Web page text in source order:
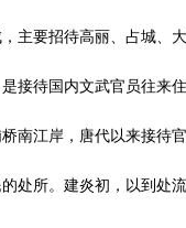
主要招待高丽、占城、
接待国内文武官员往来
南江岸，唐代以来接待
处所。建炎初，以到处